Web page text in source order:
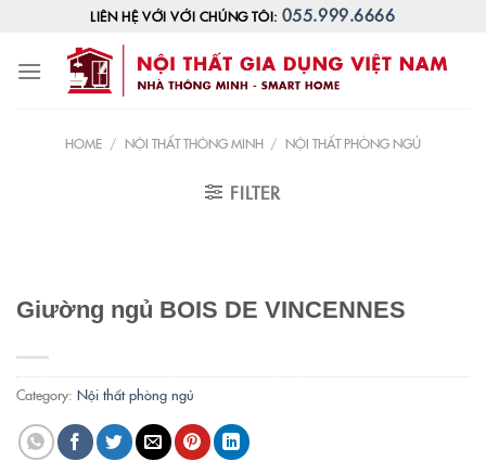
content
LIÊN HỆ VỚI VỚI CHÚNG TÔI: 055.999.6666
HOME / NỘI THẤT THÔNG MINH / NỘI THẤT PHÒNG NGỦ
FILTER
Giường ngủ BOIS DE VINCENNES
Category: Nội thất phòng ngủ